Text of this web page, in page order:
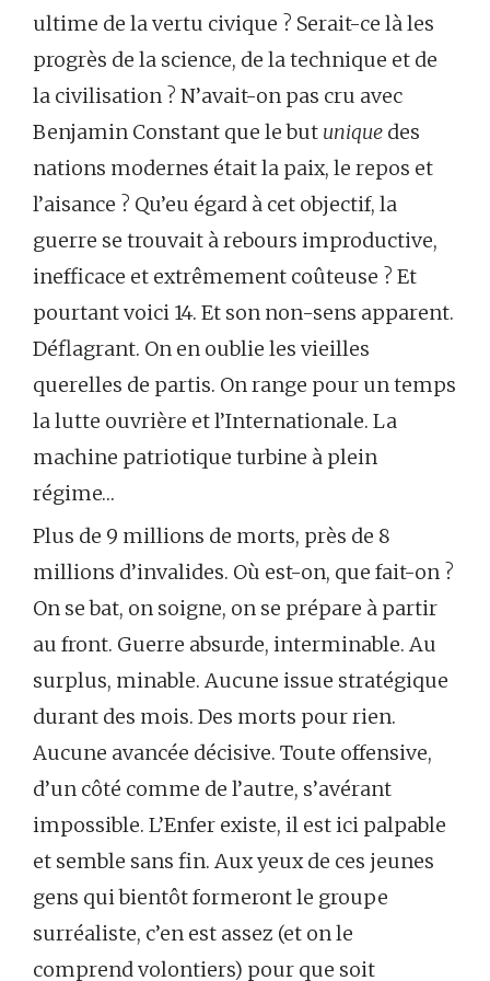
ultime de la vertu civique ? Serait-ce là les
progrès de la science, de la technique et de
la civilisation ? N’avait-on pas cru avec
Benjamin Constant que le but unique des
nations modernes était la paix, le repos et
l’aisance ? Qu’eu égard à cet objectif, la
guerre se trouvait à rebours improductive,
inefficace et extrêmement coûteuse ? Et
pourtant voici 14. Et son non-sens apparent.
Déflagrant. On en oublie les vieilles
querelles de partis. On range pour un temps
la lutte ouvrière et l’Internationale. La
machine patriotique turbine à plein
régime…
Plus de 9 millions de morts, près de 8
millions d’invalides. Où est-on, que fait-on ?
On se bat, on soigne, on se prépare à partir
au front. Guerre absurde, interminable. Au
surplus, minable. Aucune issue stratégique
durant des mois. Des morts pour rien.
Aucune avancée décisive. Toute offensive,
d’un côté comme de l’autre, s’avérant
impossible. L’Enfer existe, il est ici palpable
et semble sans fin. Aux yeux de ces jeunes
gens qui bientôt formeront le groupe
surréaliste, c’en est assez (et on le
comprend volontiers) pour que soit